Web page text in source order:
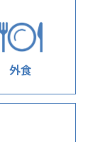
外食